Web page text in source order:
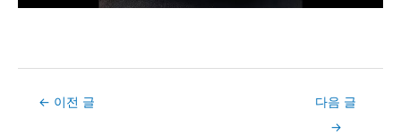
Post← 이전 글
다음 글
→